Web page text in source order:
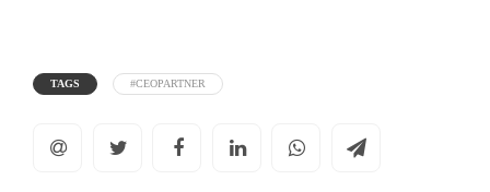
TAGS #CEOPARTNER